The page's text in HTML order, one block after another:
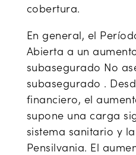
cobertura.
En general, el
Abierta a un
subasegurado No
subasegurado .
financiero, el
supone una carga
sistema sanitario y
Pensilvania. El